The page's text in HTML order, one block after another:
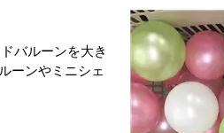
バルーンを大き
ーンやミニシェ